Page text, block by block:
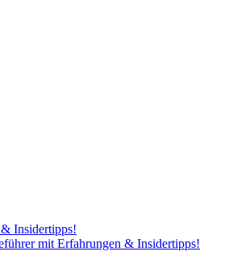
Insidertipps!
mit Erfahrungen & Insidertipps!